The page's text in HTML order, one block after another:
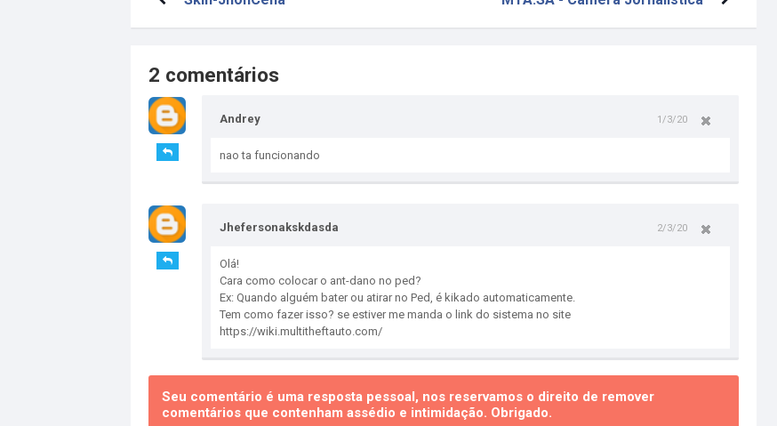
2 comentários
Andrey 1/3/20
nao ta funcionando
Jhefersonakskdasda 2/3/20
Olá!
Cara como colocar o ant-dano no ped?
Ex: Quando alguém bater ou atirar no Ped, é kikado automaticamente.
Tem como fazer isso? se estiver me manda o link do sistema no site
https://wiki.multitheftauto.com/
Seu comentário é uma resposta pessoal, nos reservamos o direito de remover
comentários que contenham assédio e intimidação. Obrigado.